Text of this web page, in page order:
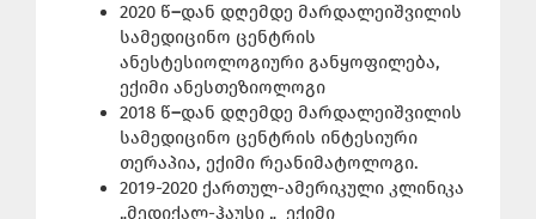
2020 წ–დან დღემდე მარდალეიშვილის
სამედიცინო ცენტრის
ანესტესიოლოგიური განყოფილება,
ექიმი ანესთეზიოლოგი
2018 წ–დან დღემდე მარდალეიშვილის
სამედიცინო ცენტრის ინტესიური
თერაპია, ექიმი რეანიმატოლოგი.
2019-2020 ქართულ-ამერიკული კლინიკა
„მედიქალ-ჰაუსი „ ექიმი